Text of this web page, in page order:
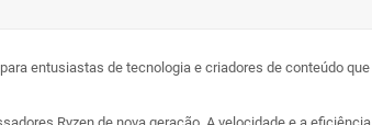
entusiastas de tecnologia e criadores de conteúdo